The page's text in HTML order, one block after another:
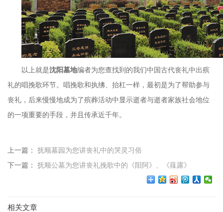
以上就是沈阳墓地编者为您查找到的我们中国古代丧礼中出殡
礼的唱挽歌环节。唱挽歌和执绋、抬杠一样，最初是为了帮助参与
丧礼，后来慢慢地成为了殡葬活动中显示逝者与逝者家族社会地位
的一项重要的手段，并且传承近千年。
上一篇： 抚顺墓园为您讲丧礼中的哭灵习俗
下一篇： 抚顺公墓为您讲丧礼挽歌中的《阳阿》、《薤露》
相关文章